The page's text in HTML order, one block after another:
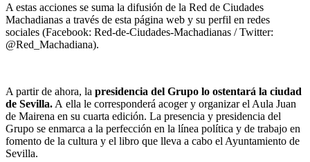
A estas acciones se suma la difusión de la Red de Ciudades
Machadianas a través de esta página web y su perfil en redes
sociales (Facebook: Red-de-Ciudades-Machadianas / Twitter:
@Red_Machadiana).
A partir de ahora, la presidencia del Grupo lo ostentará la ciudad
de Sevilla. A ella le corresponderá acoger y organizar el Aula Juan
de Mairena en su cuarta edición. La presencia y presidencia del
Grupo se enmarca a la perfección en la línea política y de trabajo en
fomento de la cultura y el libro que lleva a cabo el Ayuntamiento de
Sevilla.